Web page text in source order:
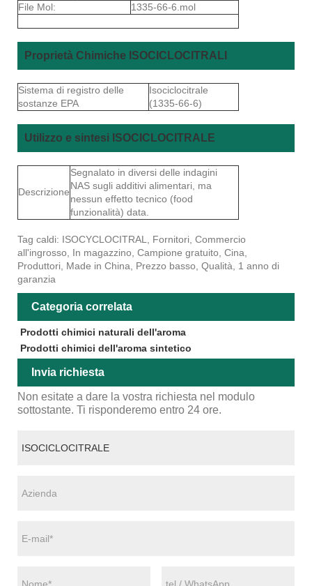
File Mol:
1335-66-6.mol
Proprietà Chimiche ISOCICLOCITRALI
Sistema di registro delle
sostanze EPA
Isociclocitrale
(1335-66-6)
Utilizzo e sintesi ISOCICLOCITRALE
Descrizione
Segnalato in diversi delle indagini
NAS sugli additivi alimentari, ma
nessun effetto tecnico (food
funzionalità) data.
Tag caldi: ISOCYCLOCITRAL, Fornitori, Commercio
all'ingrosso, In magazzino, Campione gratuito, Cina,
Produttori, Made in China, Prezzo basso, Qualità, 1 anno di
garanzia
Categoria correlata
Prodotti chimici naturali dell'aroma
Prodotti chimici dell'aroma sintetico
Invia richiesta
Non esitate a dare la vostra richiesta nel modulo
sottostante. Ti risponderemo entro 24 ore.